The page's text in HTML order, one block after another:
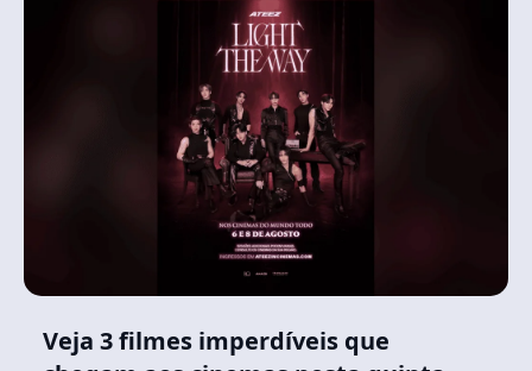
Veja 3 filmes imperdíveis que